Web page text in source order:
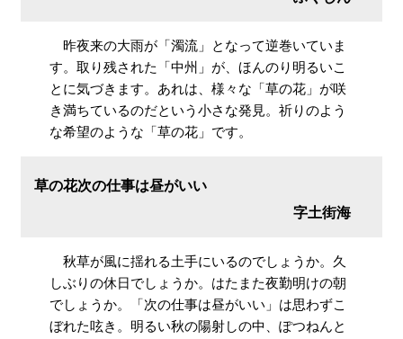
昨夜来の大雨が「濁流」となって逆巻いていま
す。取り残された「中州」が、ほんのり明るいこ
とに気づきます。あれは、様々な「草の花」が咲
き満ちているのだという小さな発見。祈りのよう
な希望のような「草の花」です。
草の花次の仕事は昼がいい
字土街海
秋草が風に揺れる土手にいるのでしょうか。久
しぶりの休日でしょうか。はたまた夜勤明けの朝
でしょうか。「次の仕事は昼がいい」は思わずこ
ぼれた呟き。明るい秋の陽射しの中、ぽつねんと